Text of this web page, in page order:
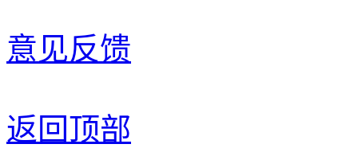
意见反馈
返回顶部